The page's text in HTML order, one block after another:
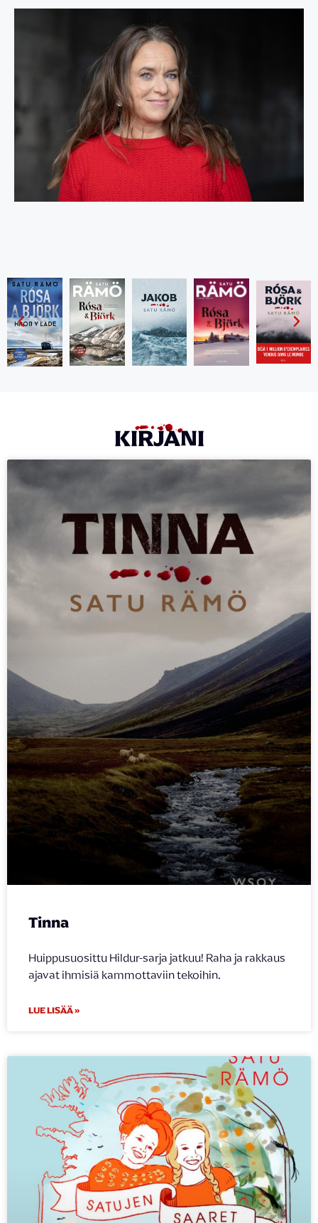
KIRJANI
Tinna
Huippusuosittu Hildur-sarja jatkuu! Raha ja rakkaus
ajavat ihmisiä kammottaviin tekoihin.
LUE LISÄÄ »